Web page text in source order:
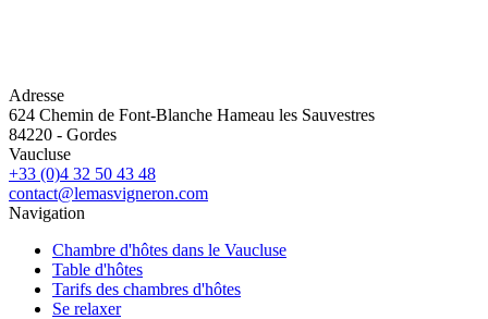
Adresse
624 Chemin de Font-Blanche Hameau les Sauvestres
84220 - Gordes
Vaucluse
+33 (0)4 32 50 43 48
contact@lemasvigneron.com
Navigation
Chambre d'hôtes dans le Vaucluse
Table d'hôtes
Tarifs des chambres d'hôtes
Se relaxer